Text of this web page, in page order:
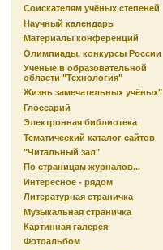
Соискателям учёных степеней
Научный календарь
Материалы конференций
Олимпиады, конкурсы России
Ученые в образовательной
области "Технология"
Жизнь замечательных учёных"
Глоссарий
Электронная библиотека
Тематический каталог сайтов
"Читальный зал"
По страницам журналов...
Интересное - рядом
Литературная страничка
Музыкальная страничка
Картинная галерея
Фотоальбом